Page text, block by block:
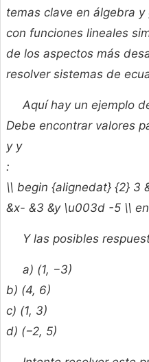
temas clave en álgebra
con funciones lineales
de los aspectos más
resolver sistemas de
Aquí hay un ejemplo
Debe encontrar valores
y y
:
\\ begin {alignedat} {2} 3
&x- &3 &y \u003d -5 \\
Y las posibles
a) (1, −3)
b) (4, 6)
c) (1, 3)
d) (−2, 5)